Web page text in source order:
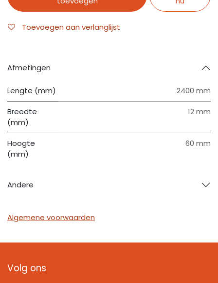
Toevoegen aan verlanglijst
Afmetingen
Lengte (mm) 2400 mm
Breedte
(mm)
12 mm
Hoogte
(mm)
60 mm
Andere
Algemene voorwaarden
Volg ons